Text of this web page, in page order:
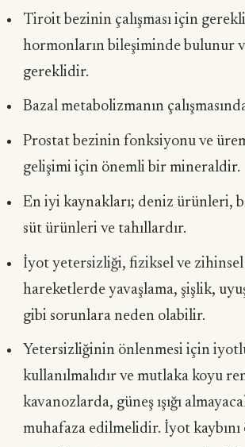
Tiroit bezinin çalışması için
hormonların bileşiminde bulu­nur
gereklidir.
Bazal metabolizmanın
Prostat bezinin fonksiyonu ve
gelişimi için önemli bir mineraldir.
En iyi kaynakları; deniz ürünleri,
süt ürünleri ve tahıllardır.
İyot yetersizliği, fiziksel ve
hareketlerde yavaşlama, şişlik,
gibi sorunlara neden olabilir.
Yetersizliğinin önlenmesi için
kullanılmalıdır ve mutlaka koyu
kavanozlarda, güneş ışığı
muhafaza edilmelidir. İyot